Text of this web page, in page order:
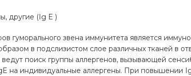
другие (Ig E )
гуморального звена иммунитета является
в подслизистом слое различных тканей в
поиск группы аллергенов, вызывающей
на индивидуальные аллергены. При повышении